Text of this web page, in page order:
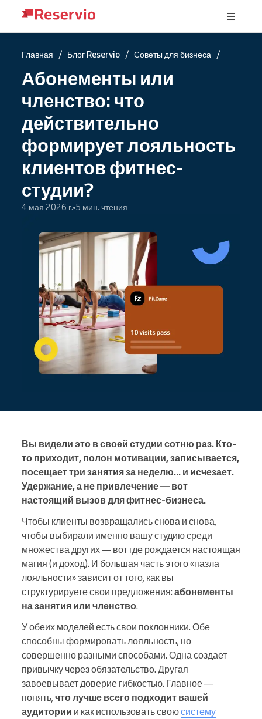
Главная / Блог Reservio / Советы для бизнеса /
Абонементы или
членство: что
действительно
формирует лояльность
клиентов фитнес-
студии?
4 мая 2026 г. 5 мин. чтения
Вы видели это в своей студии сотню раз. Кто-
то приходит, полон мотивации, записывается,
посещает три занятия за неделю... и исчезает.
Удержание, а не привлечение — вот
настоящий вызов для фитнес-бизнеса.
Чтобы клиенты возвращались снова и снова,
чтобы выбирали именно вашу студию среди
множества других — вот где рождается настоящая
магия (и доход). И большая часть этого «пазла
лояльности» зависит от того, как вы
структурируете свои предложения: абонементы
на занятия или членство.
У обеих моделей есть свои поклонники. Обе
способны формировать лояльность, но
совершенно разными способами. Одна создает
привычку через обязательство. Другая
завоевывает доверие гибкостью. Главное —
понять, что лучше всего подходит вашей
аудитории и как использовать своюсистему